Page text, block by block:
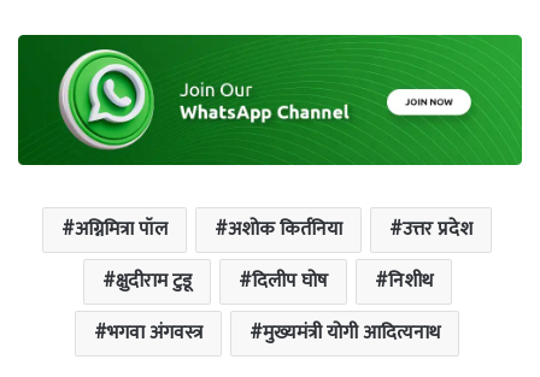
अग्निमित्रा पॉल अशोक किर्तनिया
उत्तर प्रदेश
क्षुदीराम टुडू
दिलीप घोष
निशीथ
भगवा अंगवस्त्र
मुख्यमंत्री योगी आदित्यनाथ